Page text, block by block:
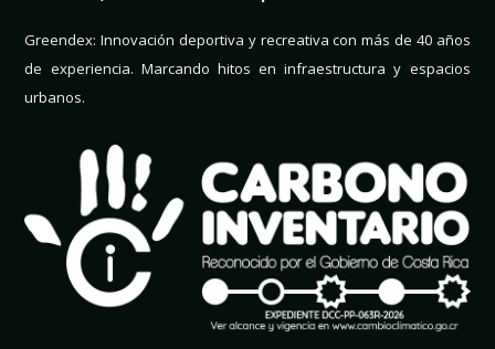
Greendex: Innovación deportiva y recreativa con más de 40 años
de experiencia. Marcando hitos en infraestructura y espacios
urbanos.